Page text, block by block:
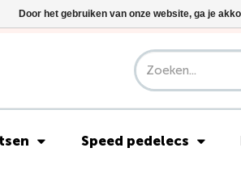
Speed pedelecs
Door het gebruiken van onze website, ga je